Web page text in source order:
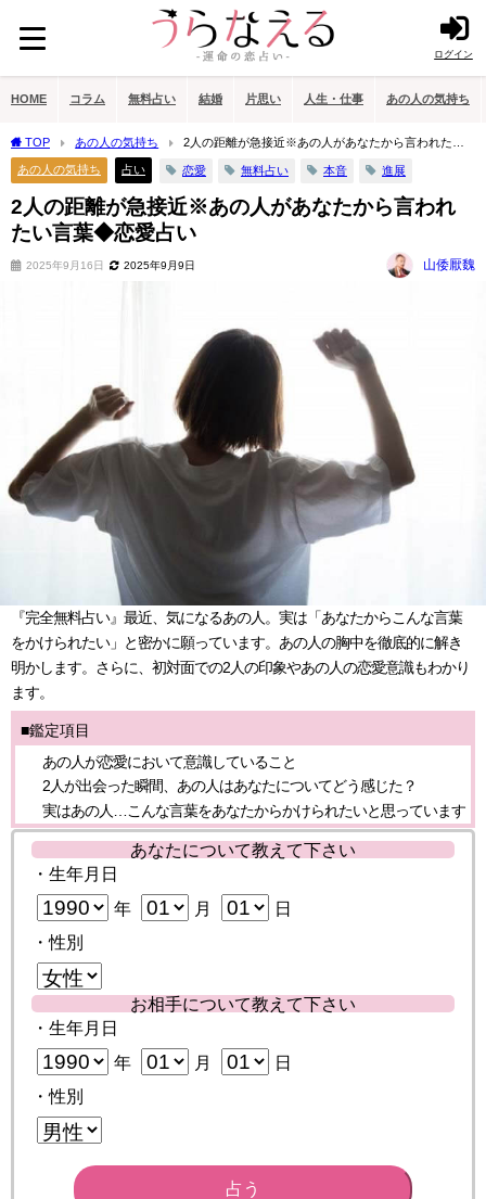
ログイン
HOME コラム 無料占い 結婚 片思い 人生・仕事 あの人の気持ち
TOP あの人の気持ち
2人の距離が急接近※あの人があなたから言われたい
言葉◆恋愛占い
あの人の気持ち 占い 恋愛 無料占い 本音 進展
2人の距離が急接近※あの人があなたから言われ
たい言葉◆恋愛占い
2025年9月16日 2025年9月9日 山倭厭魏
『完全無料占い』最近、気になるあの人。実は「あなたからこんな言葉
をかけられたい」と密かに願っています。あの人の胸中を徹底的に解き
明かします。さらに、初対面での2人の印象やあの人の恋愛意識もわかり
ます。
■鑑定項目
あの人が恋愛において意識していること
2人が出会った瞬間、あの人はあなたについてどう感じた？
実はあの人…こんな言葉をあなたからかけられたいと思っています
あなたについて教えて下さい
・生年月日
年 月
日
・性別
お相手について教えて下さい
・生年月日
年 月
日
・性別
占う